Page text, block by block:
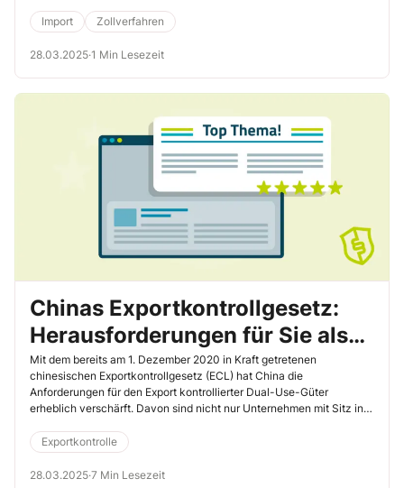
werden dürfen.
Import Zollverfahren
28.03.2025·1 Min Lesezeit
Chinas Exportkontrollgesetz:
Herausforderungen für Sie als
EU-Exporteur und Tipps zur
internen Compliance
Mit dem bereits am 1. Dezember 2020 in Kraft getretenen
chinesischen Exportkontrollgesetz (ECL) hat China die
Anforderungen für den Export kontrollierter Dual-Use-Güter
erheblich verschärft. Davon sind nicht nur Unternehmen mit Sitz in
dort aus operieren. Wenn Sie als EU-Exporteur Geschäfte mit China
tätigen, sollten Sie die Auswirkungen dieses Gesetzes auf Ihre
Trade-Compliance-Strategie genau kennen. Deshalb ist es wichtig,
Exportkontrolle
28.03.2025·7 Min Lesezeit